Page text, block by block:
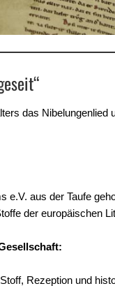
das
e.V. aus der Taufe
der europäischen
Rezeption und